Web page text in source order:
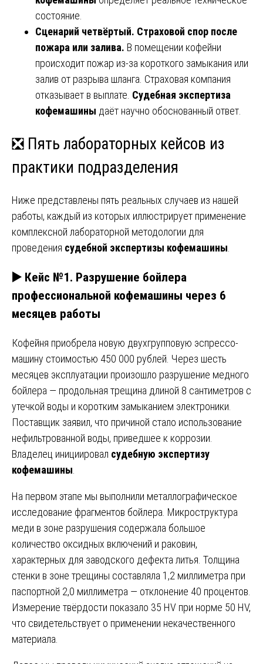
состояние.
Сценарий четвёртый. Страховой спор после
пожара или залива. В помещении кофейни
происходит пожар из-за короткого замыкания или
залив от разрыва шланга. Страховая компания
отказывает в выплате. Судебная экспертиза
кофемашины даёт научно обоснованный ответ.
❎ Пять лабораторных кейсов из
практики подразделения
Ниже представлены пять реальных случаев из нашей
работы, каждый из которых иллюстрирует применение
комплексной лабораторной методологии для
проведения судебной экспертизы кофемашины
▶️ Кейс №1. Разрушение бойлера
профессиональной кофемашины через 6
месяцев работы
Кофейня приобрела новую двухгрупповую эспрессо-
машину стоимостью 450 000 рублей. Через шесть
месяцев эксплуатации произошло разрушение медного
бойлера — продольная трещина длиной 8 сантиметров с
утечкой воды и коротким замыканием электроники.
Поставщик заявил, что причиной стало использование
нефильтрованной воды, приведшее к коррозии.
Владелец инициировал судебную экспертизу
кофемашины
На первом этапе мы выполнили металлографическое
исследование фрагментов бойлера. Микроструктура
меди в зоне разрушения содержала большое
количество оксидных включений и раковин,
характерных для заводского дефекта литья. Толщина
стенки в зоне трещины составляла 1,2 миллиметра при
паспортной 2,0 миллиметра — отклонение 40 процентов.
Измерение твёрдости показало 35 HV при норме 50 HV,
что свидетельствует о применении некачественного
материала.